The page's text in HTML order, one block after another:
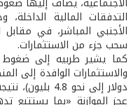
التدفقات المالية الداخلة،
الأجنبي المباشر، في مقابل
سحب جزء من الاستثمارات.
كما يشير طربيه إلى ضغوط
دولار إلى نحو
عجز الموازنة «بما يستتبع